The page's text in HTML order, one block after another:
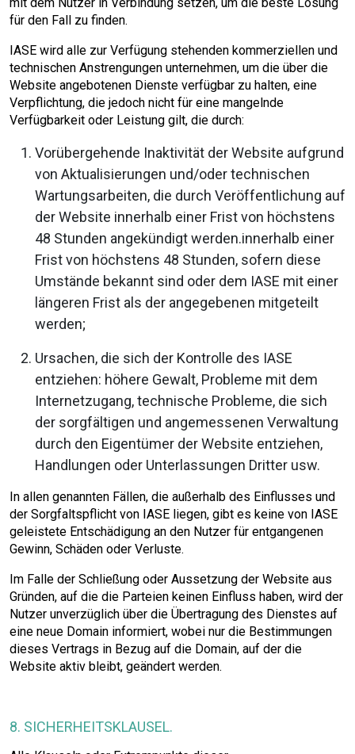
für den Fall zu finden.
IASE wird alle zur Verfügung stehenden kommerziellen und
technischen Anstrengungen unternehmen, um die über die
Website angebotenen Dienste verfügbar zu halten, eine
Verpflichtung, die jedoch nicht für eine mangelnde
Verfügbarkeit oder Leistung gilt, die durch:
Vorübergehende Inaktivität der Website aufgrund
von Aktualisierungen und/oder technischen
Wartungsarbeiten, die durch Veröffentlichung auf
der Website innerhalb einer Frist von höchstens
48 Stunden angekündigt werden.innerhalb einer
Frist von höchstens 48 Stunden, sofern diese
Umstände bekannt sind oder dem IASE mit einer
längeren Frist als der angegebenen mitgeteilt
werden;
Ursachen, die sich der Kontrolle des IASE
entziehen: höhere Gewalt, Probleme mit dem
Internetzugang, technische Probleme, die sich
der sorgfältigen und angemessenen Verwaltung
durch den Eigentümer der Website entziehen,
Handlungen oder Unterlassungen Dritter usw.
In allen genannten Fällen, die außerhalb des Einflusses und
der Sorgfaltspflicht von IASE liegen, gibt es keine von IASE
geleistete Entschädigung an den Nutzer für entgangenen
Gewinn, Schäden oder Verluste.
Im Falle der Schließung oder Aussetzung der Website aus
Gründen, auf die die Parteien keinen Einfluss haben, wird der
Nutzer unverzüglich über die Übertragung des Dienstes auf
eine neue Domain informiert, wobei nur die Bestimmungen
dieses Vertrags in Bezug auf die Domain, auf der die
Website aktiv bleibt, geändert werden.
8. SICHERHEITSKLAUSEL.